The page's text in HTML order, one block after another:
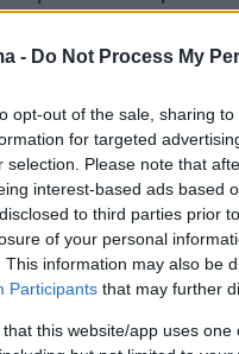
- Do Not Process My
opt-out of the sale, sharing
for targeted
selection. Please note that
interest-based ads based
to third parties prior
of your personal
This information may also be
Participants that may further
that this website/app uses
από αυτού του
περασμένη
7 το 2020.